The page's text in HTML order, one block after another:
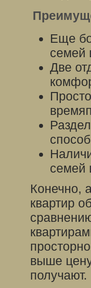
Еще
семей
Две
семей
Конечно,
квартир
выше
получают.